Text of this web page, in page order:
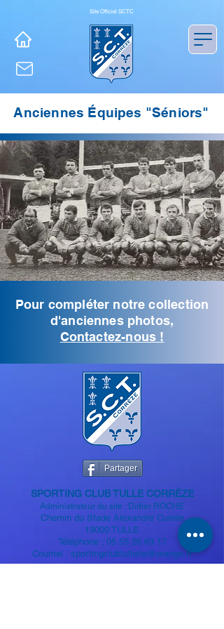
Site Officiel SCTC
Anciennes Équipes "Séniors"
Pour compléter notre collection
d'anciennes photos,
Contactez-nous !
Partager
SPORTING CLUB TULLE CORRÈZE
Administrateur du site : Didier ROCHE
Chemin du Stade Alexandre Cueille
19000 TULLE
Téléphone : 05 55 26 63 17
Courriel : sportingclubtulliste@orange.fr